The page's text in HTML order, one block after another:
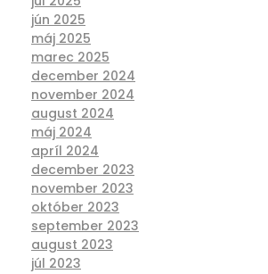
jún 2025
máj 2025
marec 2025
december 2024
november 2024
august 2024
máj 2024
apríl 2024
december 2023
november 2023
október 2023
september 2023
august 2023
júl 2023